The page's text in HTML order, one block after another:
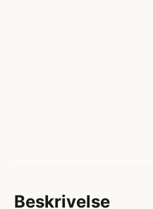
Beskrivelse